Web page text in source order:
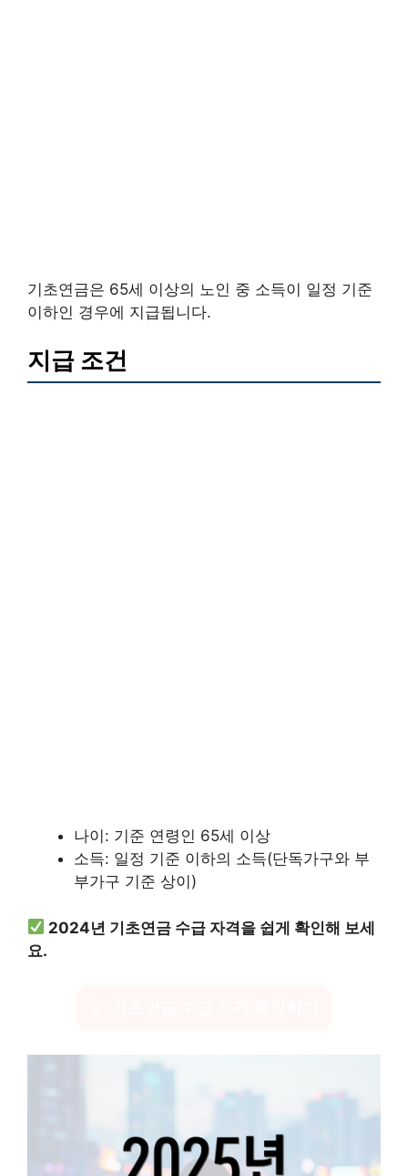
기초연금은 65세 이상의 노인 중 소득이 일정 기준
이하인 경우에 지급됩니다.
지급 조건
나이: 기준 연령인 65세 이상
소득: 일정 기준 이하의 소득(단독가구와 부
부가구 기준 상이)
2024년 기초연금 수급 자격을 쉽게 확인해 보세
요.